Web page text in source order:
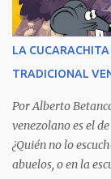
venezolana y
tener la policía
porque refleja los
venezolana, tráfico...
LA
TRADICIONAL
Por Alberto
venezolano es el
¿Quién no lo
abuelos, o en la